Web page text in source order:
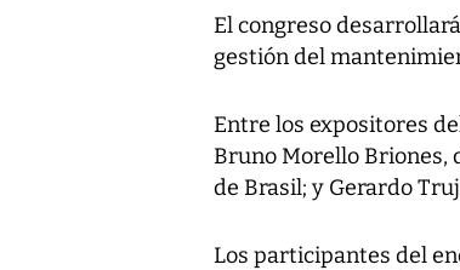
El congreso
gestión del
Entre los expositores
Bruno Morello Briones,
de Brasil; y Gerardo
Los participantes del